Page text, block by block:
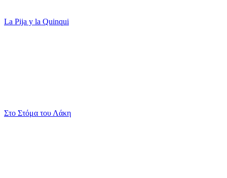
La Pija y la Quinqui
Στο Στόμα του Λάκη